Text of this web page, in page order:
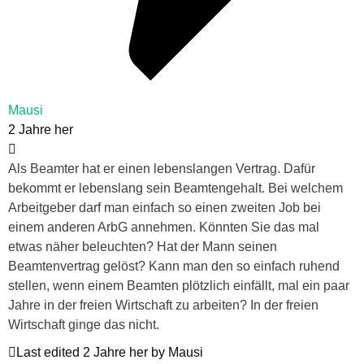
Mausi
2 Jahre her
Als Beamter hat er einen lebenslangen Vertrag. Dafür
bekommt er lebenslang sein Beamtengehalt. Bei welchem
Arbeitgeber darf man einfach so einen zweiten Job bei
einem anderen ArbG annehmen. Könnten Sie das mal
etwas näher beleuchten? Hat der Mann seinen
Beamtenvertrag gelöst? Kann man den so einfach ruhend
stellen, wenn einem Beamten plötzlich einfällt, mal ein paar
Jahre in der freien Wirtschaft zu arbeiten? In der freien
Wirtschaft ginge das nicht.
Last edited 2 Jahre her by Mausi